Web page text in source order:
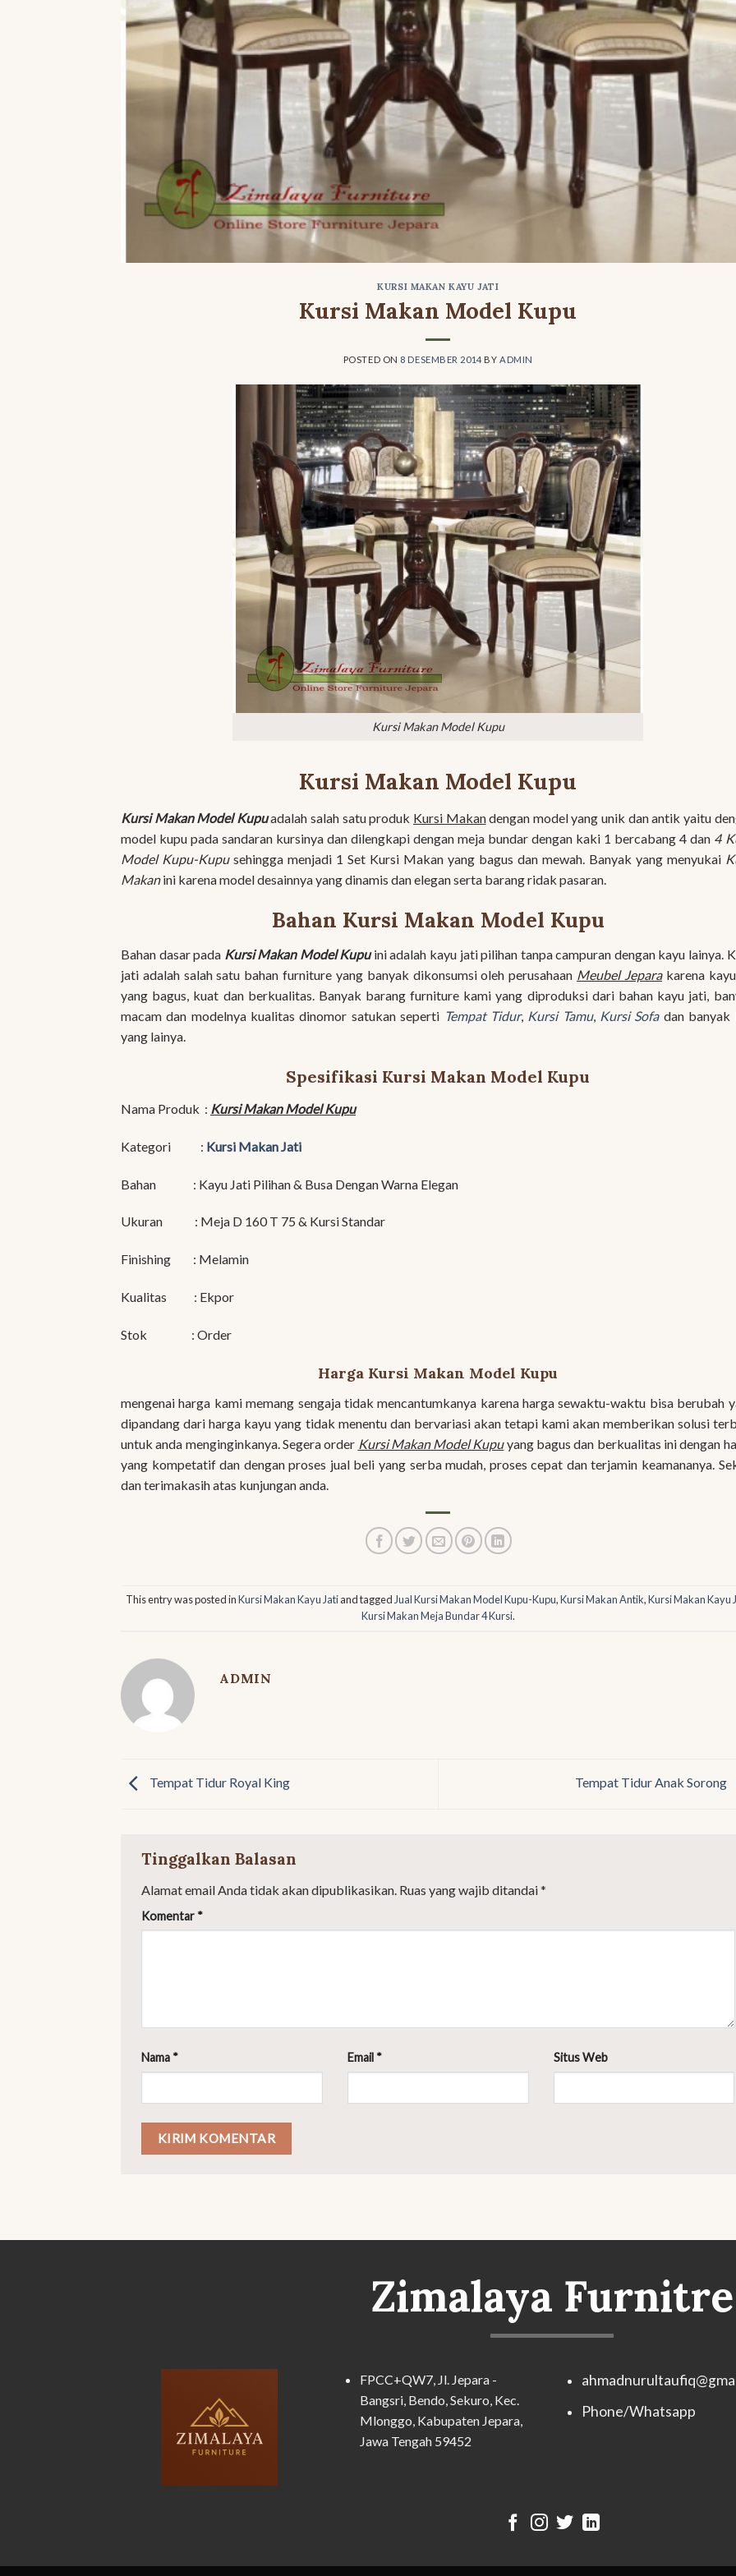
KURSI MAKAN KAYU JATI
Kursi Makan Model Kupu
POSTED ON 8 DESEMBER 2014 BY ADMIN
Kursi Makan Model Kupu
Kursi Makan Model Kupu
Kursi Makan Model Kupuadalah salah satu produk Kursi Makandengan model yang unik dan antik yaitu
model kupu pada sandaran kursinya dan dilengkapi dengan meja bundar dengan kaki 1 bercabang 4 dan 4
Model Kupu-Kupusehingga menjadi 1 Set Kursi Makan yang bagus dan mewah. Banyak yang menyukai
Makanini karena model desainnya yang dinamis dan elegan serta barang ridak pasaran.
Bahan Kursi Makan Model Kupu
Bahan dasar pada Kursi Makan Model Kupu ini adalah kayu jati pilihan tanpa campuran dengan kayu lainya.
jati adalah salah satu bahan furniture yang banyak dikonsumsi oleh perusahaan Meubel Jeparakarena
yang bagus, kuat dan berkualitas. Banyak barang furniture kami yang diproduksi dari bahan kayu jati,
macam dan modelnya kualitas dinomor satukan seperti Tempat Tidur, Kursi Tamu, Kursi Sofadan banyak
yang lainya.
Spesifikasi Kursi Makan Model Kupu
Nama Produk : Kursi Makan Model Kupu
Kategori : Kursi Makan Jati
Bahan : Kayu Jati Pilihan & Busa Dengan Warna Elegan
Ukuran : Meja D 160 T 75 & Kursi Standar
Finishing : Melamin
Kualitas : Ekpor
Stok : Order
Harga Kursi Makan Model Kupu
mengenai harga kami memang sengaja tidak mencantumkanya karena harga sewaktu-waktu bisa berubah
dipandang dari harga kayu yang tidak menentu dan bervariasi akan tetapi kami akan memberikan solusi
untuk anda menginginkanya. Segera order Kursi Makan Model Kupuyang bagus dan berkualitas ini dengan
yang kompetatif dan dengan proses jual beli yang serba mudah, proses cepat dan terjamin keamananya.
dan terimakasih atas kunjungan anda.
This entry was posted inKursi Makan Kayu Jatiand tagged Jual Kursi Makan Model Kupu-Kupu,Kursi Makan Antik,Kursi Makan Kayu
Kursi Makan Meja Bundar 4 Kursi.
ADMIN
Tempat Tidur Royal King Tempat Tidur Anak Sorong
Tinggalkan Balasan
Alamat email Anda tidak akan dipublikasikan. Ruas yang wajib ditandai*
Komentar *
Nama * Email * Situs Web
Zimalaya Furnitre
FPCC+QW7, Jl. Jepara -
Bangsri, Bendo, Sekuro, Kec.
Mlonggo, Kabupaten Jepara,
Jawa Tengah 59452
Phone/Whatsapp